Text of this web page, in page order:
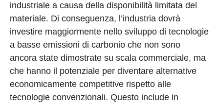
industriale a causa della disponibilità limitata del
materiale. Di conseguenza, l’industria dovrà
investire maggiormente nello sviluppo di tecnologie
a basse emissioni di carbonio che non sono
ancora state dimostrate su scala commerciale, ma
che hanno il potenziale per diventare alternative
economicamente competitive rispetto alle
tecnologie convenzionali. Questo include in